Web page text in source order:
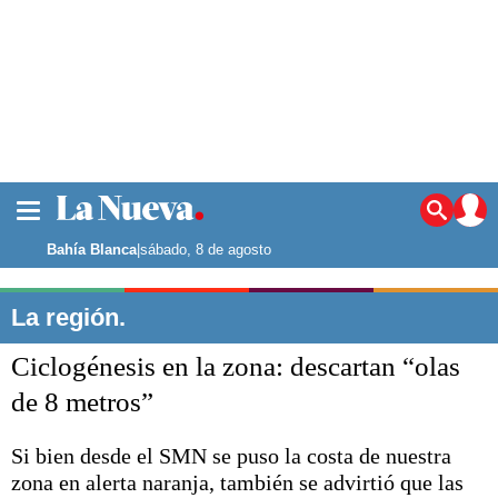
Noticias
La ciudad
Punta Alta
El mundo
Deportes
Escenario Olímpico
Liga del Sur
Bahía Blanca|sábado, 8 de agosto
La región.
Ciclogénesis en la zona: descartan “olas
de 8 metros”
Si bien desde el SMN se puso la costa de nuestra
zona en alerta naranja, también se advirtió que las